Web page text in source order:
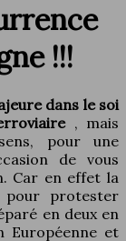
!!!
dans le soi
, mais
pour une
de vous
Car en effet la
protester
en deux en
Européenne et